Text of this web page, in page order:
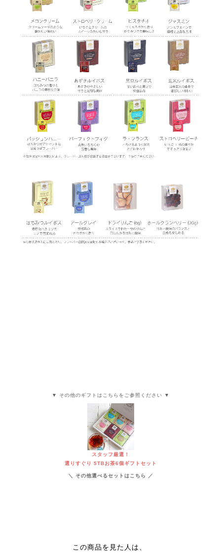
▼ その他のギフトはこちらをご参照ください ▼
スタッフ厳選！
選りすぐり 5TBお茶6個ギフトセット
＼ その他選べるセットはこちら ／
この商品を見た人は、